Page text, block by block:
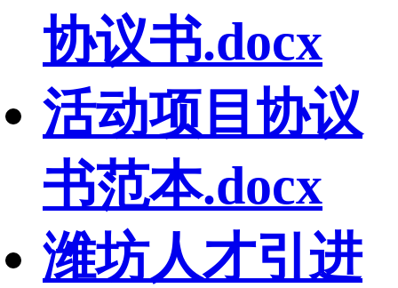
协议书.docx
活动项目协议
书范本.docx
潍坊人才引进